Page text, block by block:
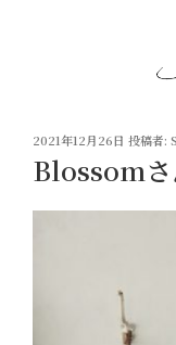
投
稿
日:
2021年12月26日 投稿者:
Blossom